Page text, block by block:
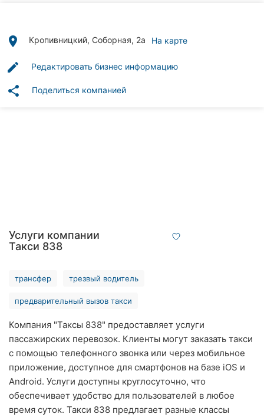
рубрики
Тернополь
Хмельницкий
Ровно
Одесса
Киев
Харьков
place Кропивницкий, Соборная, 2а На карте
edit Редактировать бизнес информацию
share Поделиться компанией
Услуги компании
Такси 838
трансфер трезвый водитель
предварительный вызов такси
Компания "Таксы 838" предоставляет услуги
пассажирских перевозок. Клиенты могут заказать такси
с помощью телефонного звонка или через мобильное
приложение, доступное для смартфонов на базе iOS и
Android. Услуги доступны круглосуточно, что
обеспечивает удобство для пользователей в любое
время суток. Такси 838 предлагает разные классы